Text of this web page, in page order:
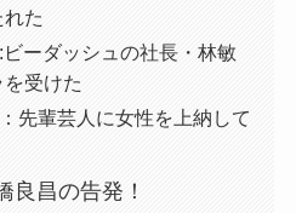
た
ーダッシュの社長・林敏
受けた
先輩芸人に女性を上納して
良昌の告発！